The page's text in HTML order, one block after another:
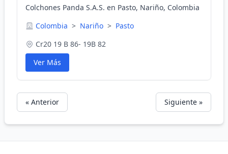
Colchones Panda S.A.S. en Pasto, Nariño, Colombia
Colombia > Nariño > Pasto
Cr20 19 B 86- 19B 82
Ver Más
« Anterior Siguiente »